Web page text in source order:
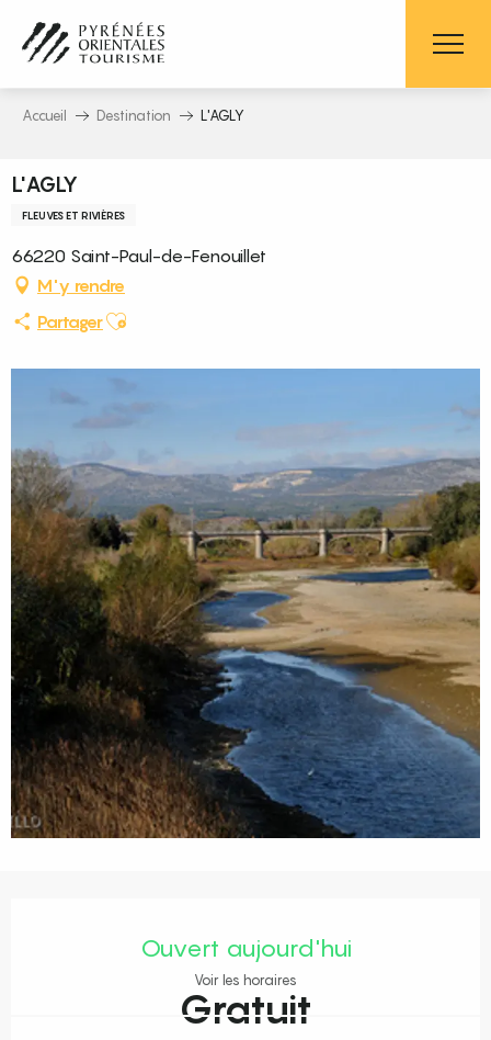
contenu
principal
Accueil Destination L'AGLY
L'AGLY
FLEUVES ET RIVIÈRES
66220 Saint-Paul-de-Fenouillet
M'y rendre
PartagerAjouter aux favoris
Ouvert aujourd'hui
Voir les horaires
Gratuit